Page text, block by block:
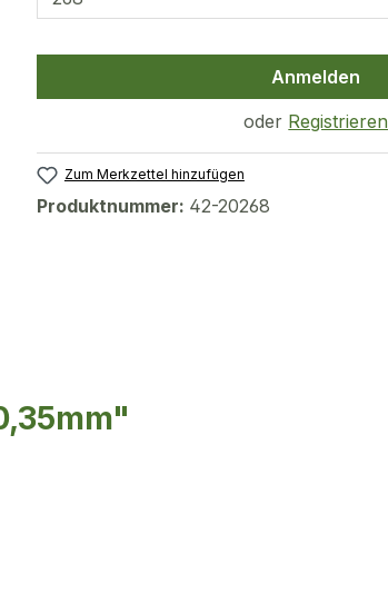
Anmelden
oder Registrieren
Zum Merkzettel hinzufügen
Produktnummer: 42-20268